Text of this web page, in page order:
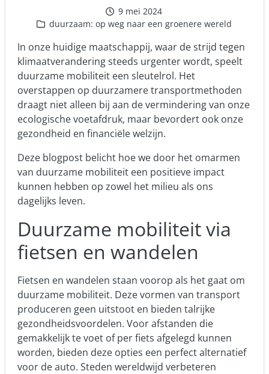
9 mei 2024
duurzaam: op weg naar een groenere wereld
In onze huidige maatschappij, waar de strijd tegen
klimaatverandering steeds urgenter wordt, speelt
duurzame mobiliteit een sleutelrol. Het
overstappen op duurzamere transportmethoden
draagt niet alleen bij aan de vermindering van onze
ecologische voetafdruk, maar bevordert ook onze
gezondheid en financiële welzijn.
Deze blogpost belicht hoe we door het omarmen
van duurzame mobiliteit een positieve impact
kunnen hebben op zowel het milieu als ons
dagelijks leven.
Duurzame mobiliteit via
fietsen en wandelen
Fietsen en wandelen staan voorop als het gaat om
duurzame mobiliteit. Deze vormen van transport
produceren geen uitstoot en bieden talrijke
gezondheidsvoordelen. Voor afstanden die
gemakkelijk te voet of per fiets afgelegd kunnen
worden, bieden deze opties een perfect alternatief
voor de auto. Steden wereldwijd verbeteren